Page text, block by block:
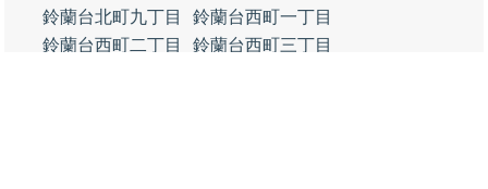
鈴蘭台北町九丁目
鈴蘭台西町一丁目
鈴蘭台西町二丁目
鈴蘭台西町三丁目